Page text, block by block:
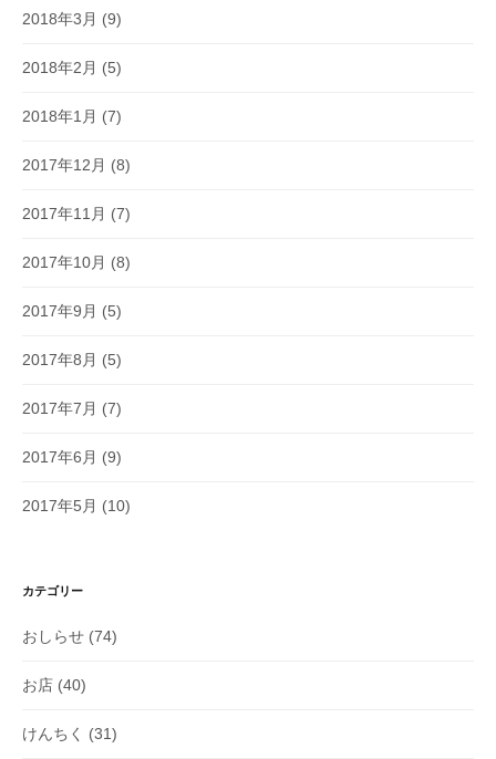
2018年3月 (9)
2018年2月 (5)
2018年1月 (7)
2017年12月 (8)
2017年11月 (7)
2017年10月 (8)
2017年9月 (5)
2017年8月 (5)
2017年7月 (7)
2017年6月 (9)
2017年5月 (10)
カテゴリー
おしらせ (74)
お店 (40)
けんちく (31)